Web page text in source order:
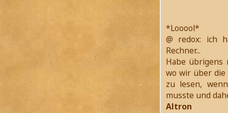
*Looool*
@ redox: ich
Rechner...
Habe übrigens
wo wir über die
zu lesen,
musste und
Altron